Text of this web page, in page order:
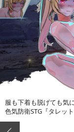
服も下着も脱げても気
色気防衛STG『タレッ